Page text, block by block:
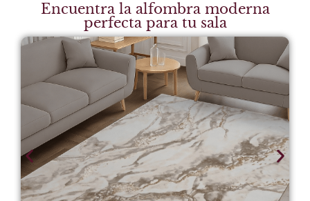
Encuentra la alfombra moderna
perfecta para tu sala